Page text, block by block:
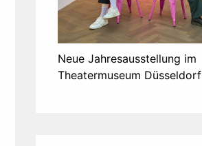
Neue Jahresausstellung im
Theatermuseum Düsseldorf